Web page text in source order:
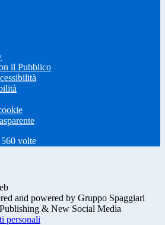
il Pubblico
560 volte
and powered by Gruppo Spaggiari
& New Social Media
personali